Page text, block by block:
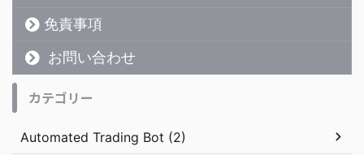
免責事項
お問い合わせ
カテゴリー
Automated Trading Bot (2)